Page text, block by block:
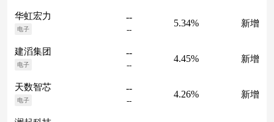
华虹宏力
电子
--
--
5.34% 新增
建滔集团
电子
--
--
4.45% 新增
天数智芯
电子
--
--
4.26% 新增